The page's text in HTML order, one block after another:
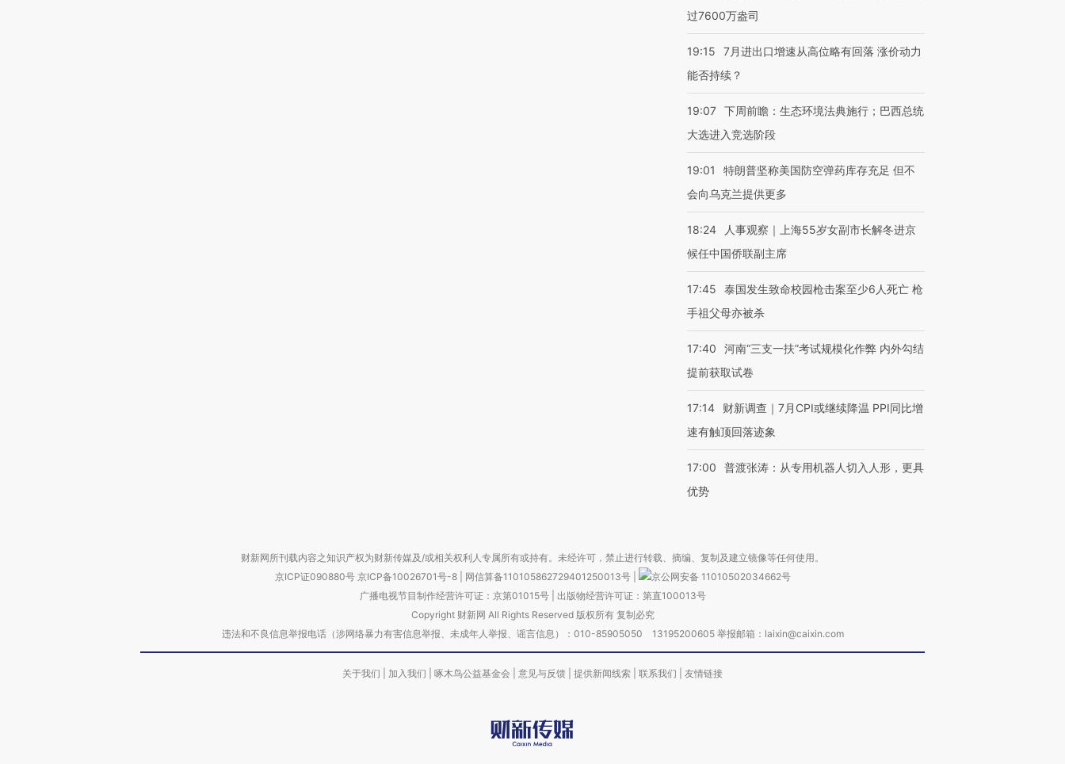
过7600万盎司
19:15
7月进出口增速从高位略有回落 涨价动力
能否持续？
19:07 下周前瞻：生态环境法典施行；巴西总统
大选进入竞选阶段
19:01
特朗普坚称美国防空弹药库存充足 但不
会向乌克兰提供更多
18:24
人事观察｜上海55岁女副市长解冬进京
候任中国侨联副主席
17:45
泰国发生致命校园枪击案至少6人死亡 枪
手祖父母亦被杀
17:40
河南“三支一扶”考试规模化作弊 内外勾结
提前获取试卷
17:14
财新调查｜7月CPI或继续降温 PPI同比增
速有触顶回落迹象
17:00
普渡张涛：从专用机器人切入人形，更具
优势
财新网所刊载内容之知识产权为财新传媒及/或相关权利人专属所有或持有。未经许可，禁止进行转载、摘编、复制及建立镜像等任何使用。
京ICP证090880号 京ICP备10026701号-8 网信算备110105862729401250013号
京公网安备 11010502034662号
广播电视节目制作经营许可证：京第01015号| 出版物经营许可证：第直100013号
Copyright 财新网 All Rights Reserved 版权所有 复制必究
违法和不良信息举报电话（涉网络暴力有害信息举报、未成年人举报、谣言信息）：010-85905050 13195200605 举报邮箱：laixin@caixin.com
关于我们 加入我们 啄木鸟公益基金会 意见与反馈 提供新闻线索 联系我们 友情链接